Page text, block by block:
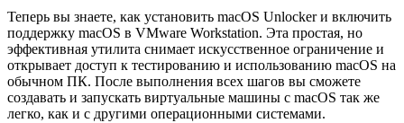
Теперь вы знаете, как установить macOS Unlocker и включить
поддержку macOS в VMware Workstation. Эта простая, но
эффективная утилита снимает искусственное ограничение и
открывает доступ к тестированию и использованию macOS на
обычном ПК. После выполнения всех шагов вы сможете
создавать и запускать виртуальные машины с macOS так же
легко, как и с другими операционными системами.